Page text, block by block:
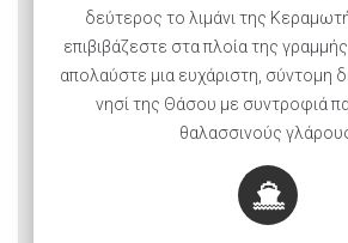
δεύτερος το λιμάνι της
επιβιβάζεστε στα πλοία της
απολαύστε μια ευχάριστη, σύντομη
νησί της Θάσου με συντροφιά
θαλασσινούς